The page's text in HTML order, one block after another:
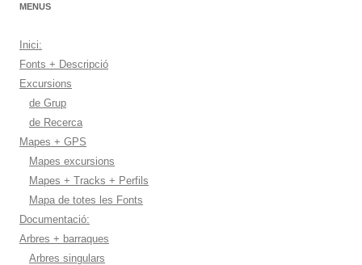
MENUS
Inici:
Fonts + Descripció
Excursions
de Grup
de Recerca
Mapes + GPS
Mapes excursions
Mapes + Tracks + Perfils
Mapa de totes les Fonts
Documentació:
Arbres + barraques
Arbres singulars